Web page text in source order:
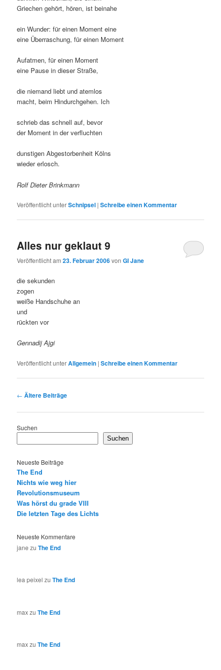
Griechen gehört, hören, ist beinahe
ein Wunder: für einen Moment eine
eine Überraschung, für einen Moment
Aufatmen, für einen Moment
eine Pause in dieser Straße,
die niemand liebt und atemlos
macht, beim Hindurchgehen. Ich
schrieb das schnell auf, bevor
der Moment in der verfluchten
dunstigen Abgestorbenheit Kölns
wieder erlosch.
Rolf Dieter Brinkmann
Veröffentlicht unterSchnipsel |Schreibe einen Kommentar
Alles nur geklaut 9
Veröffentlicht am23. Februar 2006vonGI Jane
die sekunden
zogen
weiße Handschuhe an
und
rückten vor
Gennadij Ajgi
Veröffentlicht unterAllgemein |Schreibe einen Kommentar
Beitragsnavigation
← Ältere Beiträge
Suchen
Suchen
Neueste Beiträge
The End
Nichts wie weg hier
Revolutionsmuseum
Was hörst du grade VIII
Die letzten Tage des Lichts
Neueste Kommentare
jane zuThe End
lea peixel zuThe End
maxzuThe End
maxzuThe End